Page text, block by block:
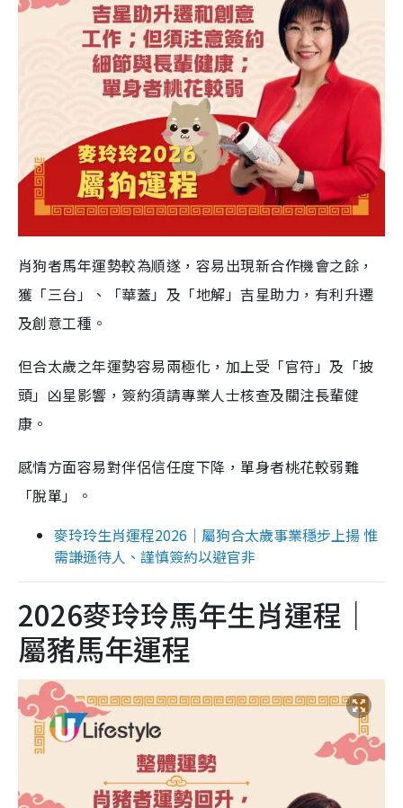
肖狗者馬年運勢較為順遂，容易出現新合作機會之餘，
獲「三台」、「華蓋」及「地解」吉星助力，有利升遷
及創意工種。
但合太歲之年運勢容易兩極化，加上受「官符」及「披
頭」凶星影響，簽約須請專業人士核查及關注長輩健
康。
感情方面容易對伴侶信任度下降，單身者桃花較弱難
「脫單」。
麥玲玲生肖運程2026｜屬狗合太歲事業穩步上揚 惟
需謙遜待人、謹慎簽約以避官非
2026麥玲玲馬年生肖運程｜
屬豬馬年運程